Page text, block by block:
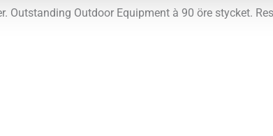
Outstanding Outdoor Equipment à 90 öre stycket.